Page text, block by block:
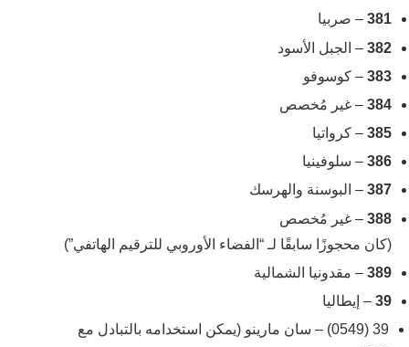
381 – صربيا
382 – الجبل الأسود
383 – كوسوفو
384 – غير مُخصص
385 – كرواتيا
386 – سلوفينيا
387 – البوسنة والهرسك
388 – غير مُخصص
(كان محجوزًا سابقًا لـ “الفضاء الأوروبي للترقيم الهاتفي”)
389 – مقدونيا الشمالية
39 – إيطاليا
39 (0549) – سان مارينو (يمكن استخدامه بالتبادل مع